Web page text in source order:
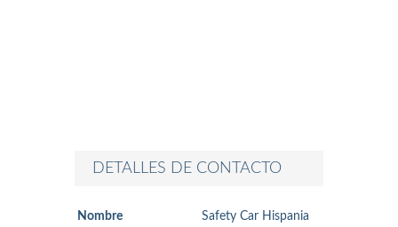
DETALLES DE CONTACTO
Nombre
Safety Car Hispania